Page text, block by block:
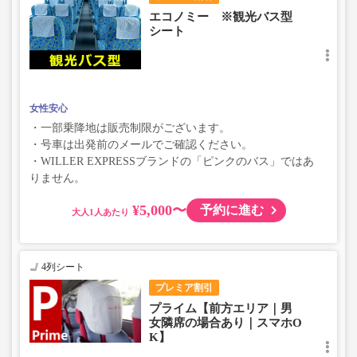
エコノミー ※観光バス型
シート
女性安心
・一部乗降地は販売制限がございます。
・号車は出発前のメールでご確認ください。
・WILLER EXPRESSブランドの「ピンクのバス」ではあ
りません。
大人 ¥5,000〜 予約に進む
プレミア割引
4列シート
プライム【前方エリア｜男
女隣席の場合あり｜スマホO
K】